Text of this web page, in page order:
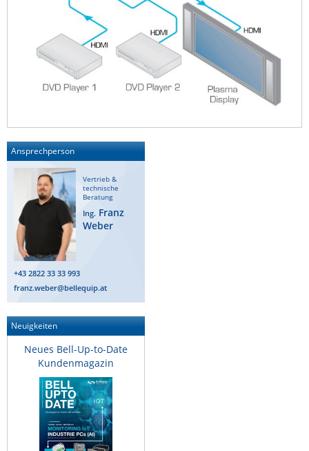
WATTECO
Westermo
ZPE Systems
News zu unseren Herstellern
Ansprechperson
Vertrieb &
technische
Beratung
Ing. Franz
Weber
+43 2822 33 33 993
franz.weber@bellequip.at
Neuigkeiten
Neues Bell-Up-to-Date
Kundenmagazin